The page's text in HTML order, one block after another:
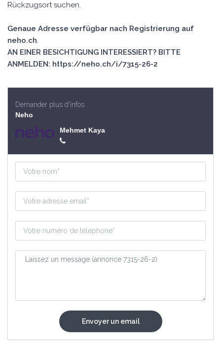
Rückzugsort suchen.
Genaue Adresse verfügbar nach Registrierung auf
neho.ch.
AN EINER BESICHTIGUNG INTERESSIERT? BITTE
ANMELDEN: https://neho.ch/i/7315-26-2
Demander plus d'infos
Neho
Mehmet Kaya